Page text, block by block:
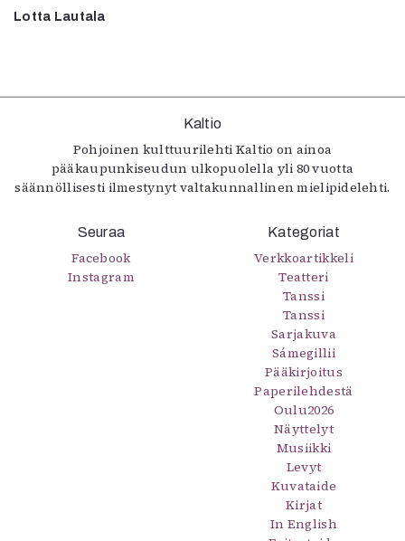
Toimitus
Mediatiedot
Kaltio ry
Lotta Lautala
Kaltio
Pohjoinen kulttuurilehti Kaltio on ainoa
pääkaupunkiseudun ulkopuolella yli 80 vuotta
säännöllisesti ilmestynyt valtakunnallinen mielipidelehti.
Seuraa
Facebook
Instagram
Kategoriat
Verkkoartikkeli
Teatteri
Tanssi
Tanssi
Sarjakuva
Sámegillii
Pääkirjoitus
Paperilehdestä
Oulu2026
Näyttelyt
Musiikki
Levyt
Kuvataide
Kirjat
In English